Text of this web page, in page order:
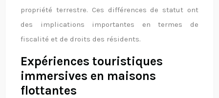
propriété terrestre. Ces différences de statut ont
des implications importantes en termes de
fiscalité et de droits des résidents.
Expériences touristiques
immersives en maisons
flottantes